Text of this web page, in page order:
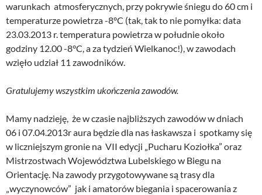
warunkach atmosferycznych, przy pokrywie śniegu do 60 cm i
temperaturze powietrza -8°C (tak, tak to nie pomyłka: data
23.03.2013 r. temperatura powietrza w południe około
godziny 12.00 -8°C, a za tydzień Wielkanoc!), w zawodach
wzięło udział 11 zawodników.
Gratulujemy wszystkim ukończenia zawodów.
Mamy nadzieję, że w czasie najbliższych zawodów w dniach
06 i 07.04.2013r aura będzie dla nas łaskawsza i spotkamy się
w liczniejszym gronie na VII edycji „Pucharu Koziołka” oraz
Mistrzostwach Województwa Lubelskiego w Biegu na
Orientację. Na zawody przygotowywane są trasy dla
„wyczynowców” jak i amatorów biegania i spacerowania z